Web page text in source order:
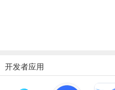
绘制复杂类型的图表，原本需要使
才能实现，如今结合该模块就可
开发者应用